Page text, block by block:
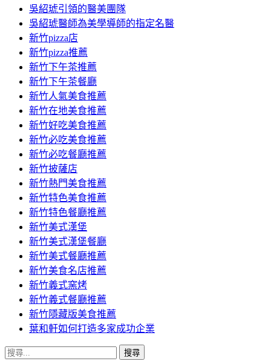
主
要
內
容
吳紹琥引領的醫美團隊
吳紹琥醫師為美學導師的指定名醫
新竹pizza店
新竹pizza推薦
新竹下午茶推薦
新竹下午茶餐廳
新竹人氣美食推薦
新竹在地美食推薦
新竹好吃美食推薦
新竹必吃美食推薦
新竹必吃餐廳推薦
新竹披薩店
新竹熱門美食推薦
新竹特色美食推薦
新竹特色餐廳推薦
新竹美式漢堡
新竹美式漢堡餐廳
新竹美式餐廳推薦
新竹美食名店推薦
新竹義式窯烤
新竹義式餐廳推薦
新竹隱藏版美食推薦
葉和軒如何打造多家成功企業
搜